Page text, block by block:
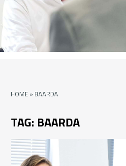
HOME » BAARDA
TAG: BAARDA